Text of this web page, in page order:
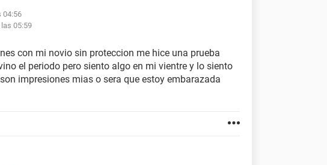
04:56
05:59
con mi novio sin proteccion me hice una prueba
el periodo pero siento algo en mi vientre y lo siento
impresiones mias o sera que estoy embarazada